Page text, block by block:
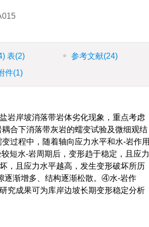
表(2) 参考文献(24)
件(1)
岩岸坡消落带岩体劣化现象，重点考虑
合下消落带灰岩的蠕变试验及微细观结
过程中，随着轴向应力水平和水-岩作用
短水-岩周期后，变形趋于稳定，且应力
，且应力水平越高，发生变形破坏所历
逐渐增多、结构逐渐松散。④水-岩作
究成果可为库岸边坡长期变形稳定分析